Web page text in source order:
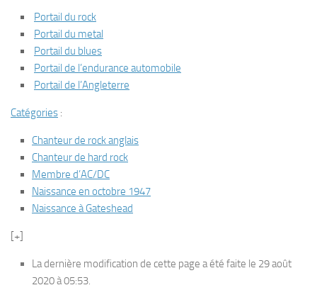
Portail du rock
Portail du metal
Portail du blues
Portail de l’endurance automobile
Portail de l’Angleterre
Catégories :
Chanteur de rock anglais
Chanteur de hard rock
Membre d’AC/DC
Naissance en octobre 1947
Naissance à Gateshead
[+]
La dernière modification de cette page a été faite le 29 août
2020 à 05:53.